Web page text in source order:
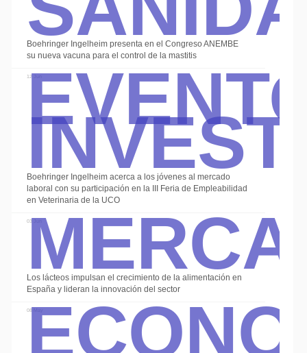
Boehringer Ingelheim presenta en el Congreso ANEMBE
su nueva vacuna para el control de la mastitis
12 Jun
Boehringer Ingelheim acerca a los jóvenes al mercado
laboral con su participación en la III Feria de Empleabilidad
en Veterinaria de la UCO
03 Jun
Los lácteos impulsan el crecimiento de la alimentación en
España y lideran la innovación del sector
08 May